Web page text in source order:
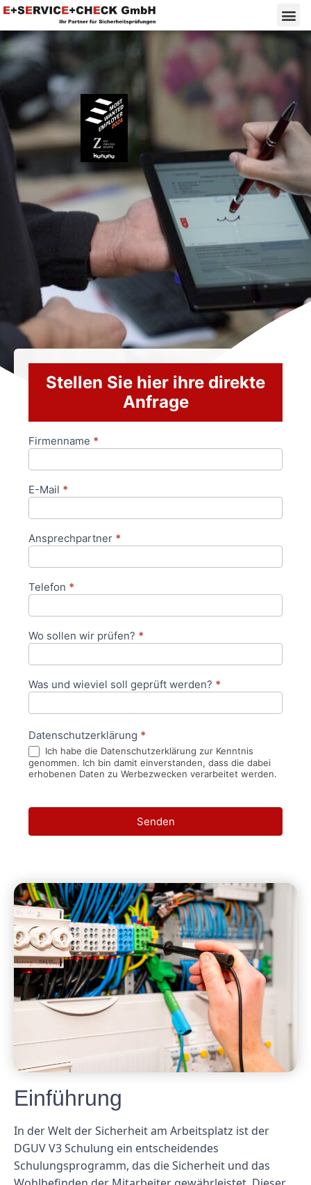
Stellen Sie hier ihre direkte
Anfrage
Anfrageformular
Firmenname *
E-Mail *
Ansprechpartner *
Telefon *
Wo sollen wir prüfen? *
Was und wieviel soll geprüft werden? *
Datenschutzerklärung *
Ich habe die Datenschutzerklärung zur Kenntnis
genommen. Ich bin damit einverstanden, dass die dabei
erhobenen Daten zu Werbezwecken verarbeitet werden.
Senden
Einführung
In der Welt der Sicherheit am Arbeitsplatz ist der
DGUV V3 Schulung ein entscheidendes
Schulungsprogramm, das die Sicherheit und das